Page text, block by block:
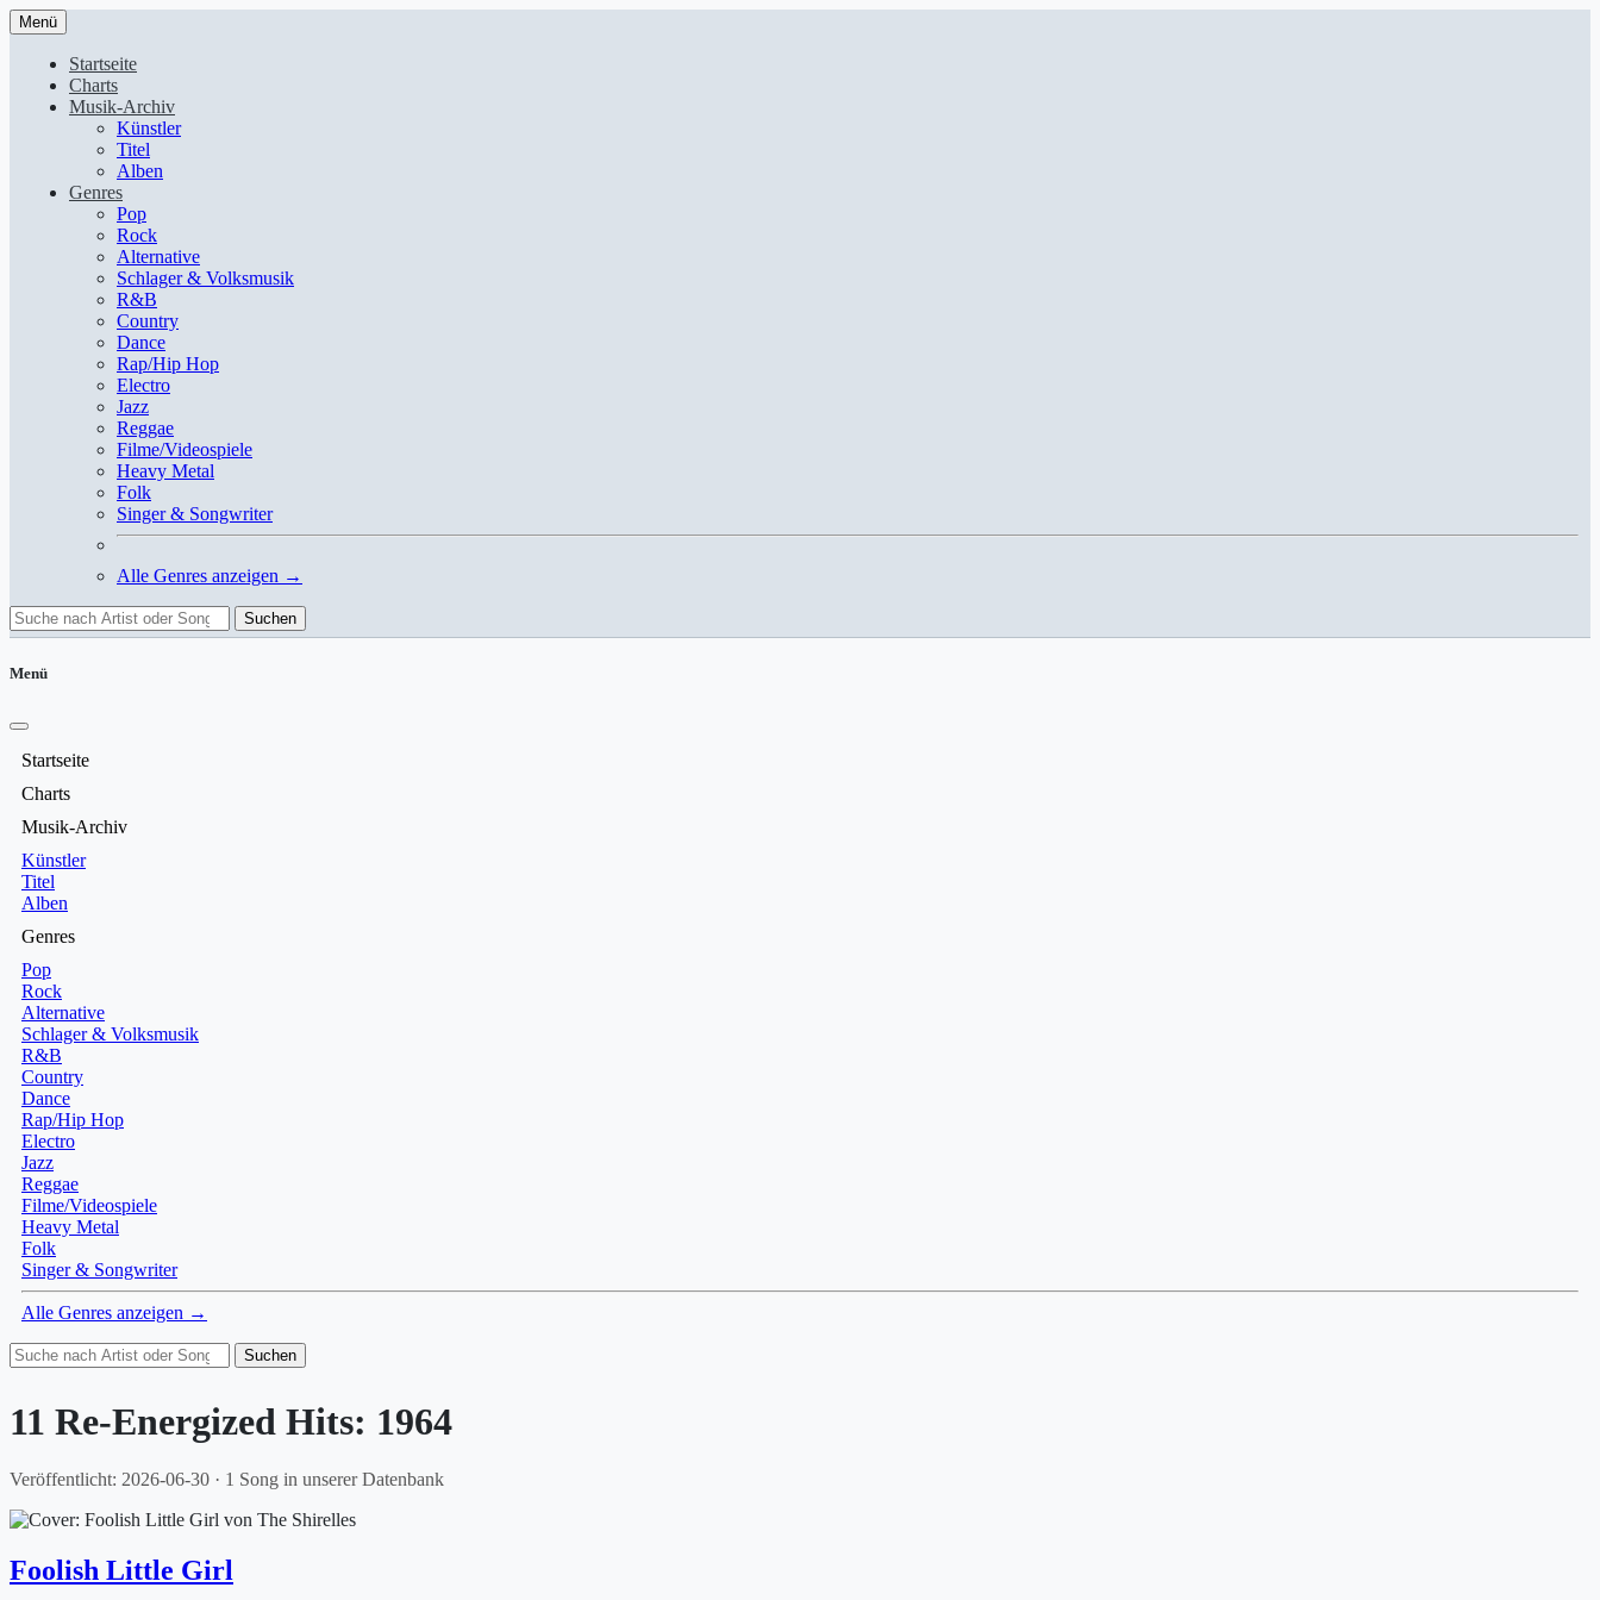
Menü
Startseite
Charts
Musik-Archiv
Künstler
Titel
Alben
Genres
Pop
Rock
Alternative
Schlager & Volksmusik
R&B
Country
Dance
Rap/Hip Hop
Electro
Jazz
Reggae
Filme/Videospiele
Heavy Metal
Folk
Singer & Songwriter
Alle Genres anzeigen →
Suchen
Menü
Startseite
Charts
Musik-Archiv
Künstler
Titel
Alben
Genres
Pop
Rock
Alternative
Schlager & Volksmusik
R&B
Country
Dance
Rap/Hip Hop
Electro
Jazz
Reggae
Filme/Videospiele
Heavy Metal
Folk
Singer & Songwriter
Alle Genres anzeigen →
Suchen
11 Re-Energized Hits: 1964
Veröffentlicht: 2026-06-30 · 1 Song in unserer Datenbank
Foolish Little Girl